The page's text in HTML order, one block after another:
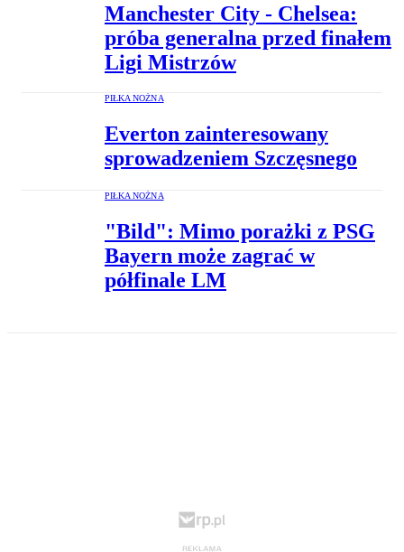
Manchester City - Chelsea:
próba generalna przed finałem
Ligi Mistrzów
PIŁKA NOŻNA
Everton zainteresowany
sprowadzeniem Szczęsnego
PIŁKA NOŻNA
"Bild": Mimo porażki z PSG
Bayern może zagrać w
półfinale LM